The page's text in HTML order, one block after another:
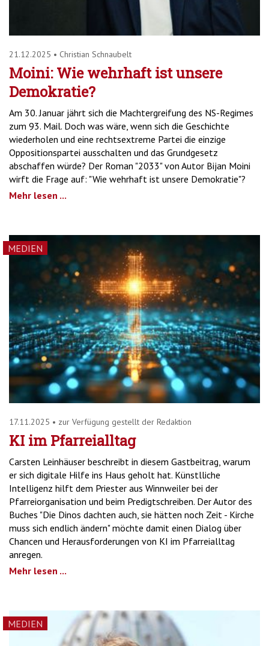
21.12.2025 • Christian Schnaubelt
Moini: Wie wehrhaft ist unsere
Demokratie?
Am 30. Januar jährt sich die Machtergreifung des NS-Regimes
zum 93. Mail. Doch was wäre, wenn sich die Geschichte
wiederholen und eine rechtsextreme Partei die einzige
Oppositionspartei ausschalten und das Grundgesetz
abschaffen würde? Der Roman "2033" von Autor Bijan Moini
wirft die Frage auf: "Wie wehrhaft ist unsere Demokratie"?
Mehr lesen ...
MEDIEN
17.11.2025 • zur Verfügung gestellt der Redaktion
KI im Pfarreialltag
Carsten Leinhäuser beschreibt in diesem Gastbeitrag, warum
er sich digitale Hilfe ins Haus geholt hat. Künstlliche
Intelligenz hilft dem Priester aus Winnweiler bei der
Pfarreiorganisation und beim Predigtschreiben. Der Autor des
Buches "Die Dinos dachten auch, sie hätten noch Zeit - Kirche
muss sich endlich ändern" möchte damit einen Dialog über
Chancen und Herausforderungen von KI im Pfarreialltag
anregen.
Mehr lesen ...
MEDIEN